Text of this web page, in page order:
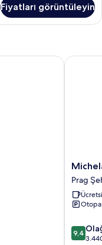
Fiyatları görüntüleyin
Grand
Hotel
Prague
Prag
Merkezi
Prag
10
9,4